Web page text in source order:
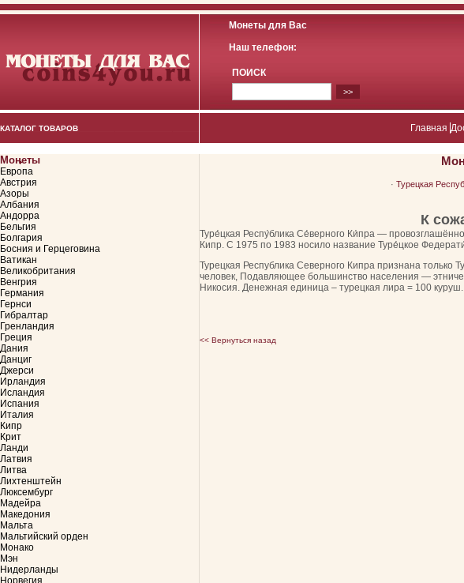
Монеты для Вас
Наш телефон:
ПОИСК
КАТАЛОГ ТОВАРОВ Главная
Монеты
Европа
Австрия
Азоры
Албания
Андорра
Бельгия
Болгария
Босния и Герцеговина
Ватикан
Великобритания
Венгрия
Германия
Гернси
Гибралтар
Гренландия
Греция
Дания
Данциг
Джерси
Ирландия
Исландия
Испания
Италия
Кипр
Крит
Ланди
Латвия
Литва
Лихтенштейн
Люксембург
Мадейра
Македония
Мальта
Мальтийский орден
Монако
Мэн
Нидерланды
Норвегия
· Турецкая
К
Туре́цкая Респу́блика Се́верного Ки́пра —
Кипр. С 1975 по 1983 носило название Туре́цкое
Турецкая Республика Северного Кипра признана только
человек, Подавляющее большинство населения —
Никосия. Денежная единица – турецкая лира = 100 куруш.
<< Вернуться назад